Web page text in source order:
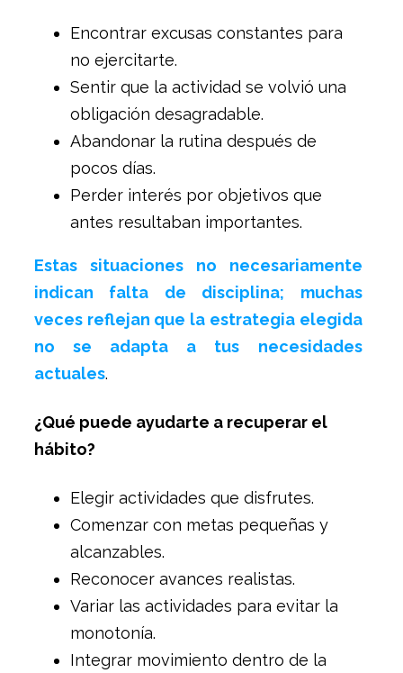
Encontrar excusas constantes para
no ejercitarte.
Sentir que la actividad se volvió una
obligación desagradable.
Abandonar la rutina después de
pocos días.
Perder interés por objetivos que
antes resultaban importantes.
Estas situaciones no necesariamente
indican falta de disciplina; muchas
veces reflejan que la estrategia elegida
no se adapta a tus necesidades
actuales.
¿Qué puede ayudarte a recuperar el
hábito?
Elegir actividades que disfrutes.
Comenzar con metas pequeñas y
alcanzables.
Reconocer avances realistas.
Variar las actividades para evitar la
monotonía.
Integrar movimiento dentro de la